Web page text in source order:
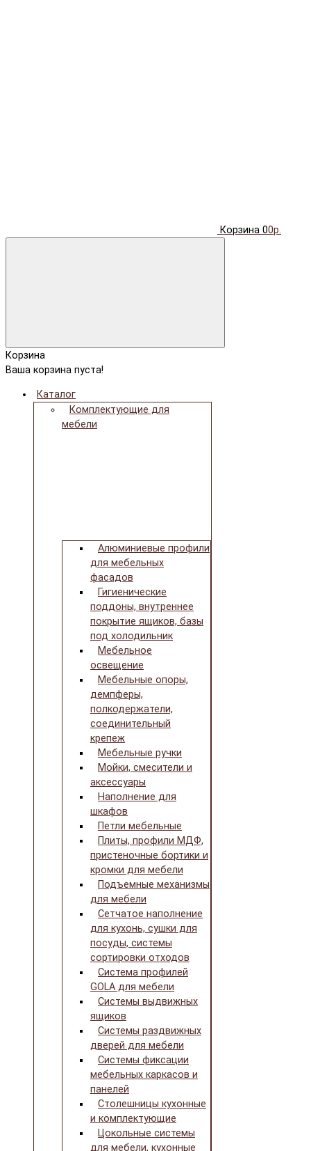
Корзина 00р.
Корзина
Ваша корзина пуста!
Каталог
Комплектующие для
мебели
Алюминиевые профили
для мебельных
фасадов
Гигиенические
поддоны, внутреннее
покрытие ящиков, базы
под холодильник
Мебельное
освещение
Мебельные опоры,
демпферы,
полкодержатели,
соединительный
крепеж
Мебельные ручки
Мойки, смесители и
аксессуары
Наполнение для
шкафов
Петли мебельные
Плиты, профили МДФ,
пристеночные бортики и
кромки для мебели
Подъемные механизмы
для мебели
Сетчатое наполнение
для кухонь, сушки для
посуды, системы
сортировки отходов
Система профилей
GOLA для мебели
Системы выдвижных
ящиков
Системы раздвижных
дверей для мебели
Системы фиксации
мебельных каркасов и
панелей
Столешницы кухонные
и комплектующие
Цокольные системы
для мебели, кухонные